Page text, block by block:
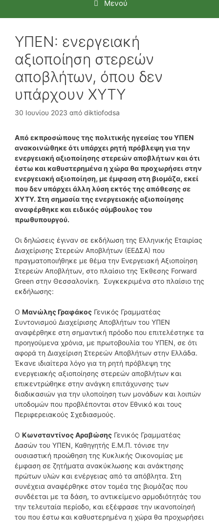
Μενού
ΥΠΕΝ: ενεργειακή
αξιοποίηση στερεών
αποβλήτων, όπου δεν
υπάρχουν ΧΥΤΥ
30 Ιουνίου 2023 από diktiofodsa
Από εκπροσώπους της πολιτικής ηγεσίας του ΥΠΕΝ
ανακοινώθηκε ότι υπάρχει ρητή πρόβλεψη για την
ενεργειακή αξιοποίησης στερεών αποβλήτων και ότι
έστω και καθυστερημένα η χώρα θα προχωρήσει στην
ενεργειακή αξιοποίηση, με έμφαση στη βιομάζα, εκεί
που δεν υπάρχει άλλη λύση εκτός της απόθεσης σε
ΧΥΤΥ. Στη σημασία της ενεργειακής αξιοποίησης
αναφέρθηκε και ειδικός σύμβουλος του
πρωθυπουργού.
Οι δηλώσεις έγιναν σε εκδήλωση της Ελληνικής Εταιρίας
Διαχείρισης Στερεών Αποβλήτων (ΕΕΔΣΑ) που
πραγματοποιήθηκε με θέμα την Ενεργειακή Αξιοποίηση
Στερεών Αποβλήτων, στο πλαίσιο της Έκθεσης Forward
Green στην Θεσσαλονίκη. Συγκεκριμένα στο πλαίσιο της
εκδήλωσης:
O Μανώλης Γραφάκος Γενικός Γραμματέας
Συντονισμού Διαχείρισης Αποβλήτων του ΥΠΕΝ
αναφέρθηκε στη σημαντική πρόοδο που επιτελέστηκε τα
προηγούμενα χρόνια, με πρωτοβουλία του ΥΠΕΝ, σε ότι
αφορά τη Διαχείριση Στερεών Αποβλήτων στην Ελλάδα.
Έκανε ιδιαίτερα λόγο για τη ρητή πρόβλεψη της
ενεργειακής αξιοποίησης στερεών αποβλήτων και
επικεντρώθηκε στην ανάγκη επιτάχυνσης των
διαδικασιών για την υλοποίηση των μονάδων και λοιπών
υποδομών που προβλέπονται στον Εθνικό και τους
Περιφερειακούς Σχεδιασμούς.
Ο Κωνσταντίνος Αραβώσης Γενικός Γραμματέας
Δασών του ΥΠΕΝ, Καθηγητής Ε.Μ.Π. τόνισε την
ουσιαστική προώθηση της Κυκλικής Οικονομίας με
έμφαση σε ζητήματα ανακύκλωσης και ανάκτησης
πρώτων υλών και ενέργειας από τα απόβλητα. Στη
συνέχεια αναφέρθηκε στον τομέα της βιομάζας που
συνδέεται με τα δάση, το αντικείμενο αρμοδιότητάς του
την τελευταία περίοδο, και εξέφρασε την ικανοποίησή
του που έστω και καθυστερημένα η χώρα θα προχωρήσει